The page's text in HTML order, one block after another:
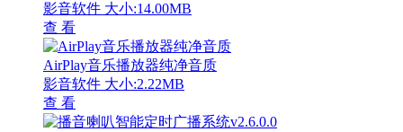
影音软件 大小:14.00MB
查 看
AirPlay音乐播放器纯净音质
影音软件 大小:2.22MB
查 看